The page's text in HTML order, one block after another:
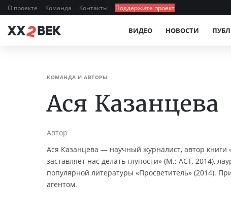
О проекте Команда Контакты Поддержите проект
ВИДЕО НОВОСТИ
КОМАНДА И АВТОРЫ
Ася Казанцева
Автор
Ася Казанцева — научный журналист, автор книги
заставляет нас делать глупости» (М.: АСТ, 2014),
популярной литературы «Просветитель» (2014).
агентом.